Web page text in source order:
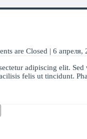
are Closed | 6 апреля,
adipiscing elit.
felis ut tincidunt.